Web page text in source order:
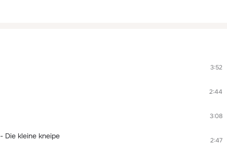
3:52
2:44
3:08
Die kleine kneipe 2:47